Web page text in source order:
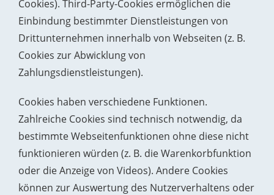
Cookies). Third-Party-Cookies ermöglichen die
Einbindung bestimmter Dienstleistungen von
Drittunternehmen innerhalb von Webseiten (z. B.
Cookies zur Abwicklung von
Zahlungsdienstleistungen).
Cookies haben verschiedene Funktionen.
Zahlreiche Cookies sind technisch notwendig, da
bestimmte Webseitenfunktionen ohne diese nicht
funktionieren würden (z. B. die Warenkorbfunktion
oder die Anzeige von Videos). Andere Cookies
können zur Auswertung des Nutzerverhaltens oder